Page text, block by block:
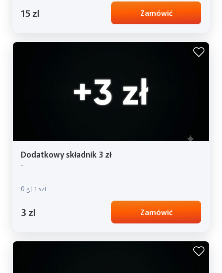
15 zl Zamówić
Dodatkowy składnik 3 zł
-
0 g | 1 szt
3 zl Zamówić